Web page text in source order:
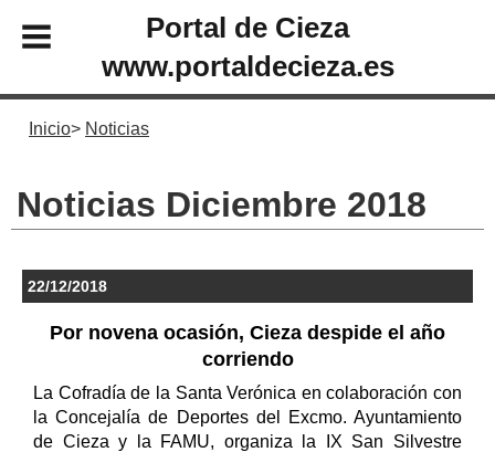
Portal de Cieza
www.portaldecieza.es
Inicio Noticias
Noticias Diciembre 2018
22/12/2018
Por novena ocasión, Cieza despide el año
corriendo
La Cofradía de la Santa Verónica en colaboración con
la Concejalía de Deportes del Excmo. Ayuntamiento
de Cieza y la FAMU, organiza la IX San Silvestre